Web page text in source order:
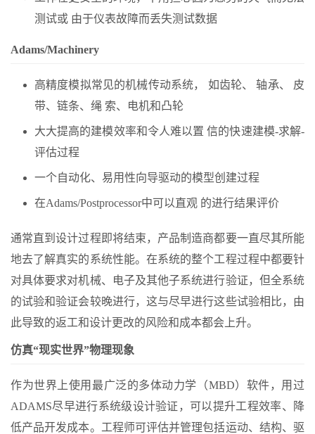
测试或 由于仪表故障而丢失测试数据
Adams/Machinery
高精度模拟常见的机械传动系统， 如齿轮、 轴承、 皮
带、链条、绳 索、电机和凸轮
大大提高的建模效率和令人难以置 信的快速建模-求解-
评估过程
一个自动化、易用性向导驱动的模型创建过程
在Adams/Postprocessor中可以直观 的进行结果评价
通常直到设计过程即将结束，产品制造商都要一直尽其所能
地去了解真实的系统性能。在系统的整个工程过程中都要针
对具体要求对机械、电子及其他子系统进行验证，但全系统
的试验和验证会较晚进行，这与尽早进行这些试验相比，由
此导致的返工和设计更改的风险和成本都会上升。
仿真“现实世界”物理现象
作为世界上使用最广泛的多体动力学（MBD）软件，用过
ADAMS尽早进行系统级设计验证，可以提升工程效率、降
低产品开发成本。工程师可评估并管理包括运动、结构、驱